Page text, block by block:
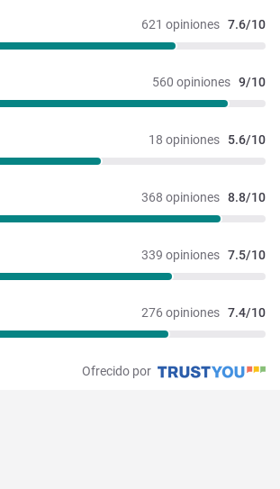
621 opiniones 7.6/10
560 opiniones 9/10
18 opiniones 5.6/10
368 opiniones 8.8/10
339 opiniones 7.5/10
276 opiniones 7.4/10
Ofrecido por